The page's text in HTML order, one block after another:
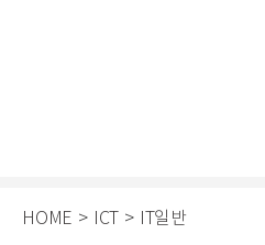
HOME > ICT > IT일반